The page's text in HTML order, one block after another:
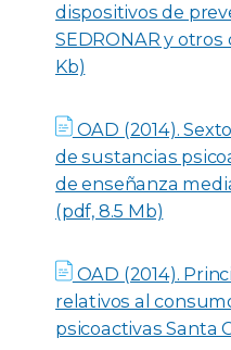
dispositivos de
SEDRONAR y otros
Kb)
OAD (2014).
de sustancias
de enseñanza
(pdf, 8.5 Mb)
OAD (2014).
relativos al
psicoactivas Santa